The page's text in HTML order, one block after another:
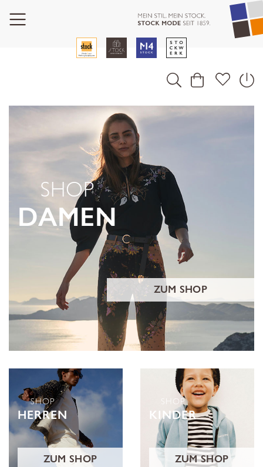
SHOP
DAMEN
ZUM SHOP
SHOP
HERREN
ZUM SHOP
SHOP
KINDER
ZUM SHOP